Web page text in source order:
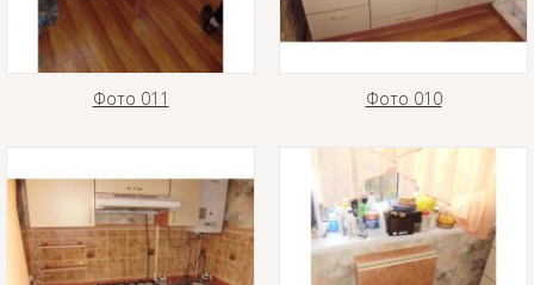
Фото 011 Фото 010